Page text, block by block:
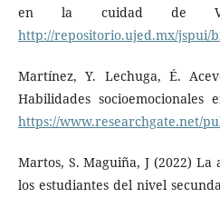
en la cuidad de
http://repositorio.ujed.mx/jspui/
Martínez, Y. Lechuga, É.
Habilidades
https://www.researchgate.net/
Martos, S. Maguiña, J (2022)
los estudiantes del nivel